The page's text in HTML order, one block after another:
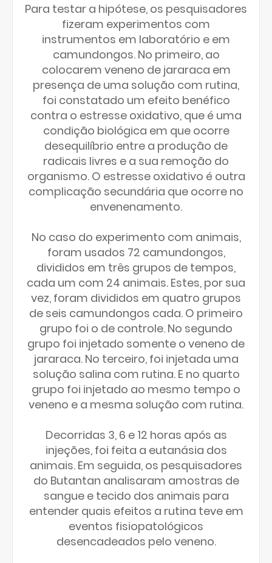
Para testar a hipótese, os pesquisadores
fizeram experimentos com
instrumentos em laboratório e em
camundongos. No primeiro, ao
colocarem veneno de jararaca em
presença de uma solução com rutina,
foi constatado um efeito benéfico
contra o estresse oxidativo, que é uma
condição biológica em que ocorre
desequilíbrio entre a produção de
radicais livres e a sua remoção do
organismo. O estresse oxidativo é outra
complicação secundária que ocorre no
envenenamento.
No caso do experimento com animais,
foram usados 72 camundongos,
divididos em três grupos de tempos,
cada um com 24 animais. Estes, por sua
vez, foram divididos em quatro grupos
de seis camundongos cada. O primeiro
grupo foi o de controle. No segundo
grupo foi injetado somente o veneno de
jararaca. No terceiro, foi injetada uma
solução salina com rutina. E no quarto
grupo foi injetado ao mesmo tempo o
veneno e a mesma solução com rutina.
Decorridas 3, 6 e 12 horas após as
injeções, foi feita a eutanásia dos
animais. Em seguida, os pesquisadores
do Butantan analisaram amostras de
sangue e tecido dos animais para
entender quais efeitos a rutina teve em
eventos fisiopatológicos
desencadeados pelo veneno.